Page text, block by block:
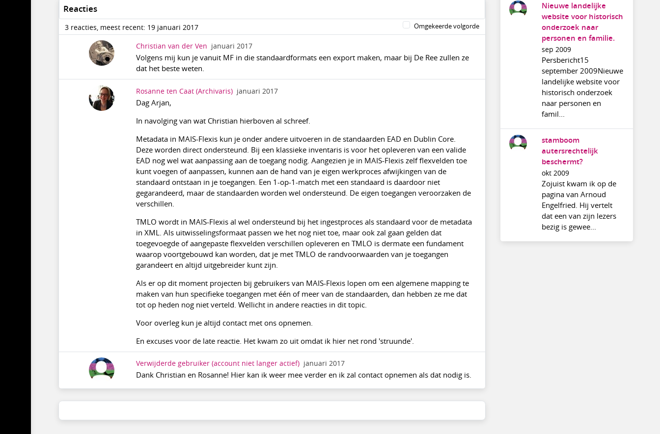
Reacties
3 reacties, meest recent: 19 januari 2017 Omgekeerde volgorde
Christian van der Ven januari 2017
Volgens mij kun je vanuit MF in die standaardformats een export maken, maar bij De Ree zullen ze
dat het beste weten.
Rosanne ten Caat (Archivaris) januari 2017
Dag Arjan,
In navolging van wat Christian hierboven al schreef.
Metadata in MAIS-Flexis kun je onder andere uitvoeren in de standaarden EAD en Dublin Core.
Deze worden direct ondersteund. Bij een klassieke inventaris is voor het opleveren van een valide
EAD nog wel wat aanpassing aan de toegang nodig. Aangezien je in MAIS-Flexis zelf flexvelden toe
kunt voegen of aanpassen, kunnen aan de hand van je eigen werkproces afwijkingen van de
standaard ontstaan in je toegangen. Een 1-op-1-match met een standaard is daardoor niet
gegarandeerd, maar de standaarden worden wel ondersteund. De eigen toegangen veroorzaken de
verschillen.
TMLO wordt in MAIS-Flexis al wel ondersteund bij het ingestproces als standaard voor de metadata
in XML. Als uitwisselingsformaat passen we het nog niet toe, maar ook zal gaan gelden dat
toegevoegde of aangepaste flexvelden verschillen opleveren en TMLO is dermate een fundament
waarop voortgebouwd kan worden, dat je met TMLO de randvoorwaarden van je toegangen
garandeert en altijd uitgebreider kunt zijn.
Als er op dit moment projecten bij gebruikers van MAIS-Flexis lopen om een algemene mapping te
maken van hun specifieke toegangen met één of meer van de standaarden, dan hebben ze me dat
tot op heden nog niet verteld. Wellicht in andere reacties in dit topic.
Voor overleg kun je altijd contact met ons opnemen.
En excuses voor de late reactie. Het kwam zo uit omdat ik hier net rond 'struunde'.
Verwijderde gebruiker (account niet langer actief) januari 2017
Dank Christian en Rosanne! Hier kan ik weer mee verder en ik zal contact opnemen als dat nodig is.
Nieuwe landelijke
website voor historisch
onderzoek naar
personen en familie.
sep 2009
Persbericht15
september 2009Nieuwe
landelijke website voor
historisch onderzoek
naar personen en
famil...
stamboom
autersrechtelijk
beschermt?
okt 2009
Zojuist kwam ik op de
pagina van Arnoud
Engelfried. Hij vertelt
dat een van zijn lezers
bezig is gewee...